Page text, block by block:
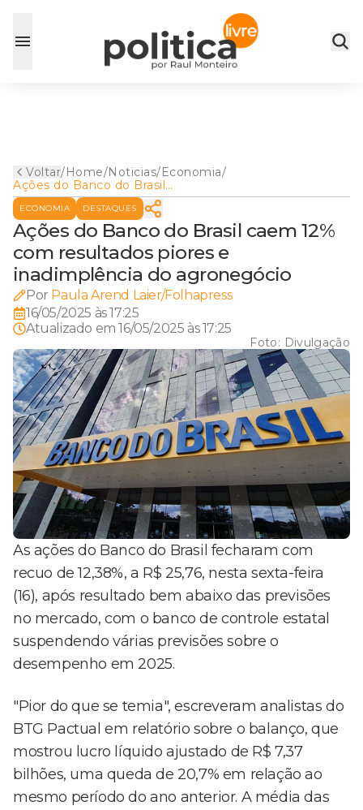
Voltar/Home/Noticias/Economia/
Ações do Banco do Brasil
caem 12% com resultados
piores e inadimplência do
agronegócio
ECONOMIA DESTAQUES
Ações do Banco do Brasil caem 12%
com resultados piores e
inadimplência do agronegócio
Por Paula Arend Laier/Folhapress
16/05/2025 às 17:25
Atualizado em16/05/2025 às 17:25
Foto: Divulgação
As ações do Banco do Brasil fecharam com
recuo de 12,38%, a R$ 25,76, nesta sexta-feira
(16), após resultado bem abaixo das previsões
no mercado, com o banco de controle estatal
suspendendo várias previsões sobre o
desempenho em 2025.
"Pior do que se temia", escreveram analistas do
BTG Pactual em relatório sobre o balanço, que
mostrou lucro líquido ajustado de R$ 7,37
bilhões, uma queda de 20,7% em relação ao
mesmo período do ano anterior. A média das